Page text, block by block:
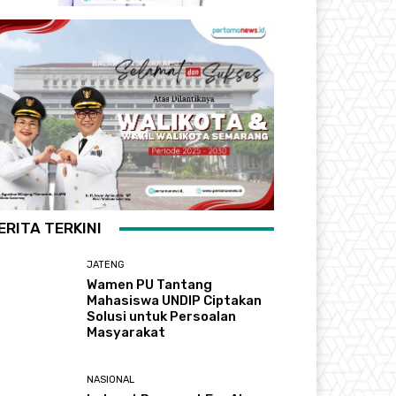
TERKINI
JATENG
Wamen PU Tantang
Mahasiswa UNDIP Ciptakan
Solusi untuk Persoalan
Masyarakat
NASIONAL